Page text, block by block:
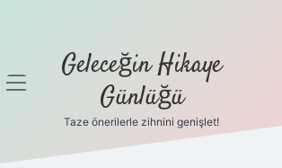
menüyü Geleceğin Hikaye
Günlüğü
Taze önerilerle zihnini genişlet!